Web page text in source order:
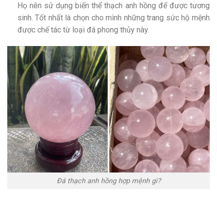
Họ nên sử dụng biến thể thạch anh hồng để được tương
sinh. Tốt nhất là chọn cho mình những trang sức hộ mệnh
được chế tác từ loại đá phong thủy này.
Đá thạch anh hồng hợp mệnh gì?